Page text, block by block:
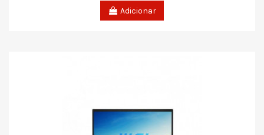
Adicionar